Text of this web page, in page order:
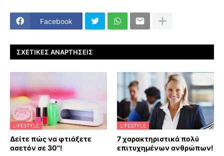
Facebook
ΣΧΕΤΙΚΈΣ ΑΝΑΡΤΉΣΕΙΣ
LIFESTYLE
Δείτε πώς να φτιάξετε
ασετόν σε 30''!
LIFESTYLE
7 χαρακτηριστικά πολύ
επιτυχημένων ανθρώπων!